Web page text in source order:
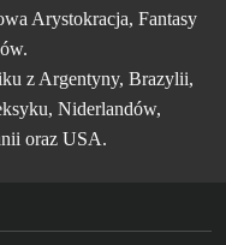
Arystokracja, Fantasy
z Argentyny, Brazylii,
Niderlandów,
oraz USA.